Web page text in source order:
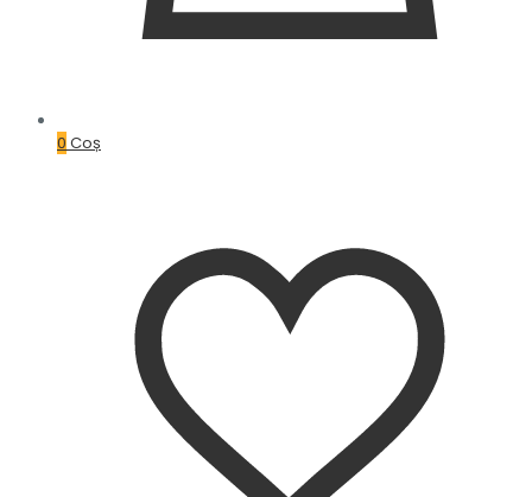
0 Coș